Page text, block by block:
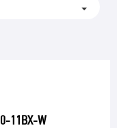
11BX-W